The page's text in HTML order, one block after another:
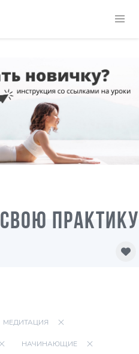
СВОЮ ПРАКТИКУ
МЕДИТАЦИЯ
НАЧИНАЮЩИЕ